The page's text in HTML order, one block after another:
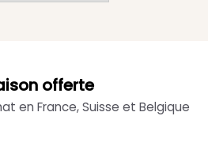
offerte
en France, Suisse et Belgique